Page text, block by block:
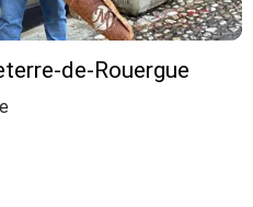
de-Rouergue